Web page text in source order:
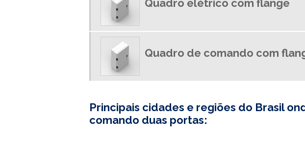
Quadro elétrico com flange
Quadro de comando com
Principais cidades e regiões do Brasil
comando duas portas: